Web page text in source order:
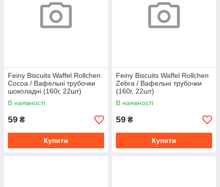
Feiny Biscuits Waffel Rollchen
Cocoa / Вафельні трубочки
шоколадні (160г, 22шт)
В наявності
59 ₴
Купити
Feiny Biscuits Waffel Rollchen
Zebra / Вафельні трубочки
(160г, 22шт)
В наявності
59 ₴
Купити